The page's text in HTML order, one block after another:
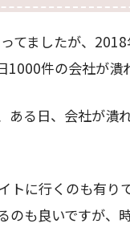
てましたが、
件の会社が潰
ある日、会社が潰
トに行くのも有り
のも良いですが、